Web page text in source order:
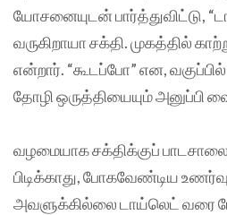
யோசனையுடன் பார்த்துவிட்டு,
வருகிறாயா சக்தி. முகத்தில்
என்றார். “கூடப்போ” என,
தோழி ஒருத்தியையும் அனுப்பி
வழமையாக சக்திக்குப்
பிடிக்காது, போகவேண்டிய
அவளுக்கில்லை டாய்லெட் வரை